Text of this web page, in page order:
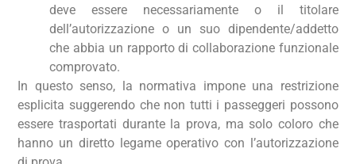
deve essere necessariamente o il titolare
dell’autorizzazione o un suo dipendente/addetto
che abbia un rapporto di collaborazione funzionale
comprovato.
In questo senso, la normativa impone una restrizione
esplicita suggerendo che non tutti i passeggeri possono
essere trasportati durante la prova, ma solo coloro che
hanno un diretto legame operativo con l’autorizzazione